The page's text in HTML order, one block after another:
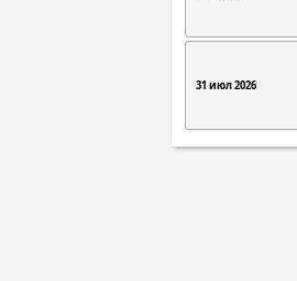
31 июл 2026